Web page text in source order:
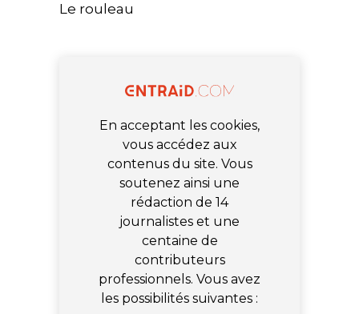
Le rouleau
En acceptant les cookies,
vous accédez aux
contenus du site. Vous
soutenez ainsi une
rédaction de 14
journalistes et une
centaine de
contributeurs
professionnels. Vous avez
les possibilités suivantes :